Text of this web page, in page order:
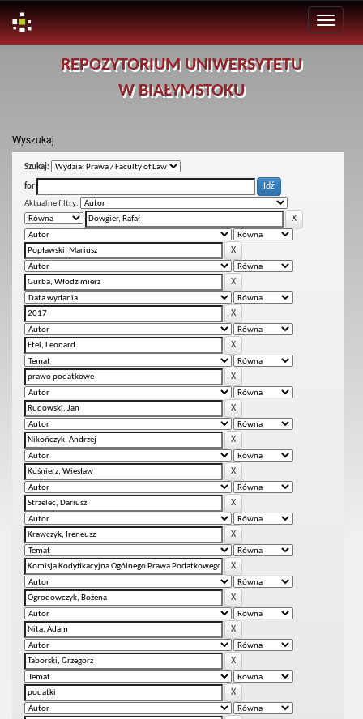
REPOZYTORIUM UNIWERSYTETU
W BIAŁYMSTOKU
Wyszukaj
Szukaj:
for
Aktualne filtry: